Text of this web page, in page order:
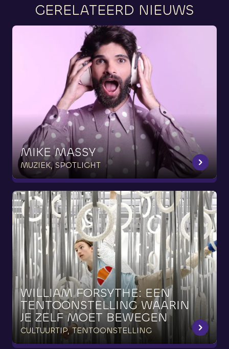
GERELATEERD NIEUWS
MIKE MASSY
MUZIEK, SPOTLIGHT
WILLIAM FORSYTHE: EEN
TENTOONSTELLING WAARIN
JE ZELF MOET BEWEGEN
CULTUURTIP, TENTOONSTELLING